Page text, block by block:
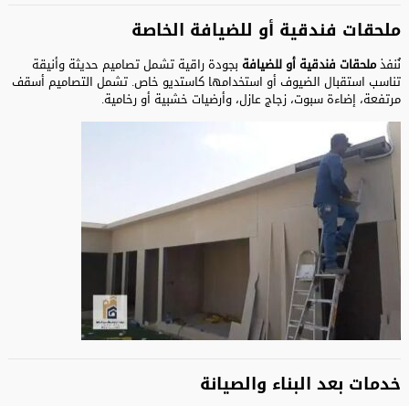
ملحقات فندقية أو للضيافة الخاصة
نُنفذملحقات فندقية أو للضيافة بجودة راقية تشمل تصاميم حديثة وأنيقة
تناسب استقبال الضيوف أو استخدامها كاستديو خاص. تشمل التصاميم أسقف
مرتفعة، إضاءة سبوت، زجاج عازل، وأرضيات خشبية أو رخامية.
خدمات بعد البناء والصيانة